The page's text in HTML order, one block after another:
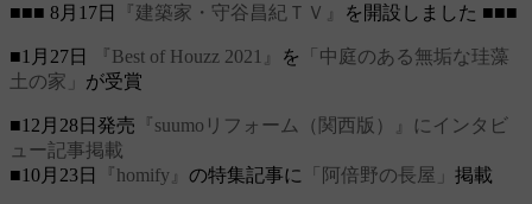
■■■ 8月17日 『建築家・守谷昌紀ＴＶ』 を開設しました ■■■
■1月27日 『Best of Houzz 2021』 を
「中庭のある無垢な珪藻
土の家」 が受賞
■12月28日発売 『suumoリフォーム（関西版）』にインタビ
ュー記事掲載
■10月23日
『homify』 の特集記事に 「阿倍野の長屋」 掲載